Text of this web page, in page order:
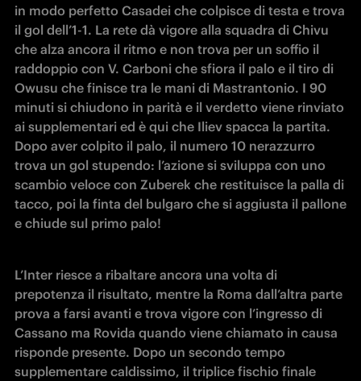
in modo perfetto Casadei che colpisce di testa e trova
il gol dell’1-1. La rete dà vigore alla squadra di Chivu
che alza ancora il ritmo e non trova per un soffio il
raddoppio con V. Carboni che sfiora il palo e il tiro di
Owusu che finisce tra le mani di Mastrantonio. I 90
minuti si chiudono in parità e il verdetto viene rinviato
ai supplementari ed è qui che Iliev spacca la partita.
Dopo aver colpito il palo, il numero 10 nerazzurro
trova un gol stupendo: l’azione si sviluppa con uno
scambio veloce con Zuberek che restituisce la palla di
tacco, poi la finta del bulgaro che si aggiusta il pallone
e chiude sul primo palo!
L’Inter riesce a ribaltare ancora una volta di
prepotenza il risultato, mentre la Roma dall’altra parte
prova a farsi avanti e trova vigore con l’ingresso di
Cassano ma Rovida quando viene chiamato in causa
risponde presente. Dopo un secondo tempo
supplementare caldissimo, il triplice fischio finale